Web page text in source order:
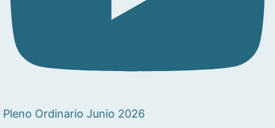
Pleno Ordinario Junio 2026